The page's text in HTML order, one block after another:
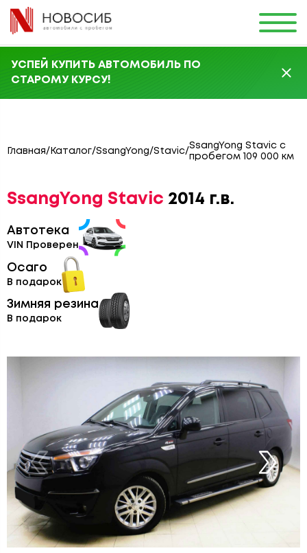
УСПЕЙ КУПИТЬ АВТОМОБИЛЬ ПО
СТАРОМУ КУРСУ!
Главная/ Каталог/SsangYong/Stavic/
SsangYong Stavic с
пробегом 109 000 км
SsangYong Stavic 2014 г.в.
Автотека
VIN Проверен
Осаго
В подарок
Зимняя резина
В подарок